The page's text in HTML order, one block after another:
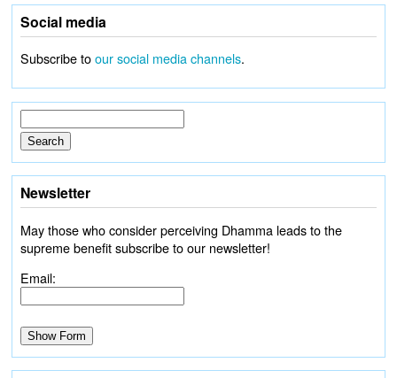
Social media
Subscribe toour social media channels.
Newsletter
May those who consider perceiving Dhamma leads to the
supreme benefit subscribe to our newsletter!
Email: